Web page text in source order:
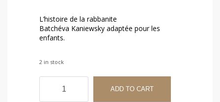
L’histoire de la rabbanite
Batchéva Kaniewsky adaptée pour les
enfants.
2 in stock
Une
Maison
ADD TO CART